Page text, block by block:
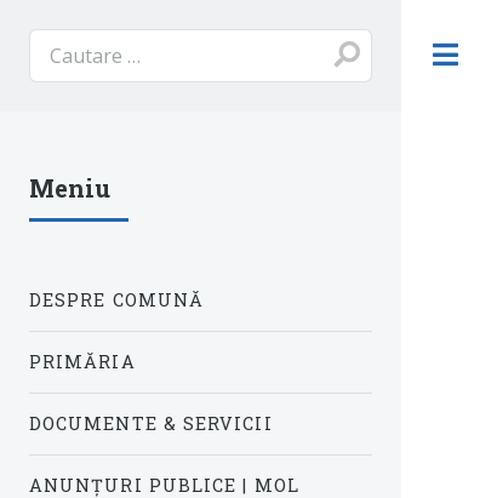
Meniu
DESPRE COMUNĂ
PRIMĂRIA
DOCUMENTE & SERVICII
ANUNȚURI PUBLICE | MOL